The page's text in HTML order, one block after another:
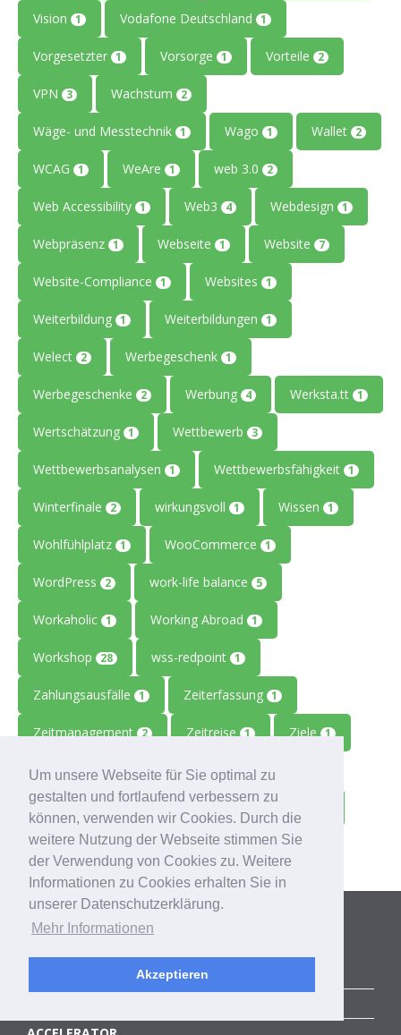
Um unsere Webseite für Sie optimal zu
gestalten und fortlaufend verbessern zu
können, verwenden wir Cookies. Durch die
weitere Nutzung der Webseite stimmen Sie
der Verwendung von Cookies zu. Weitere
Informationen zu Cookies erhalten Sie in
unserer Datenschutzerklärung.
Mehr Informationen
Akzeptieren
Vision 1 Vodafone Deutschland 1
Vorgesetzter 1 Vorsorge 1 Vorteile 2
VPN 3 Wachstum 2
Wäge- und Messtechnik 1 Wago 1 Wallet 2
WCAG 1 WeAre 1 web 3.0 2
Web Accessibility 1 Web3 4 Webdesign 1
Webpräsenz 1 Webseite 1 Website 7
Website-Compliance 1 Websites 1
Weiterbildung 1 Weiterbildungen 1
Welect 2 Werbegeschenk 1
Werbegeschenke 2 Werbung 4 Werksta.tt 1
Wertschätzung 1 Wettbewerb 3
Wettbewerbsanalysen 1 Wettbewerbsfähigkeit 1
Winterfinale 2 wirkungsvoll 1 Wissen 1
Wohlfühlplatz 1 WooCommerce 1
WordPress 2 work-life balance 5
Workaholic 1 Working Abroad 1
Workshop 28 wss-redpoint 1
Zahlungsausfälle 1 Zeiterfassung 1
Zeitmanagement 2 Zeitreise 1 Ziele 1
Zolitron 1 Zoll 1 Zollwissen
Zoom Zukunft Zulieferbetriebe
Zusammenarbeit 1
Kategorien
ALLE BLOGBEITRÄGE